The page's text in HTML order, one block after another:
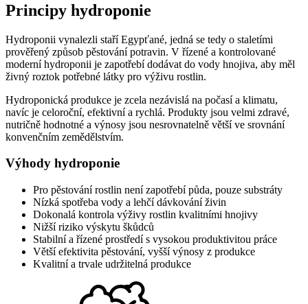
Principy hydroponie
Hydroponii vynalezli staří Egypťané, jedná se tedy o staletími
prověřený způsob pěstování potravin. V řízené a kontrolované
moderní hydroponii je zapotřebí dodávat do vody hnojiva, aby měl
živný roztok potřebné látky pro výživu rostlin.
Hydroponická produkce je zcela nezávislá na počasí a klimatu,
navíc je celoroční, efektivní a rychlá. Produkty jsou velmi zdravé,
nutričně hodnotné a výnosy jsou nesrovnatelně větší ve srovnání
konvenčním zemědělstvím.
Výhody hydroponie
Pro pěstování rostlin není zapotřebí půda, pouze substráty
Nízká spotřeba vody a lehčí dávkování živin
Dokonalá kontrola výživy rostlin kvalitními hnojivy
Nižší riziko výskytu škůdců
Stabilní a řízené prostředí s vysokou produktivitou práce
Větší efektivita pěstování, vyšší výnosy z produkce
Kvalitní a trvale udržitelná produkce